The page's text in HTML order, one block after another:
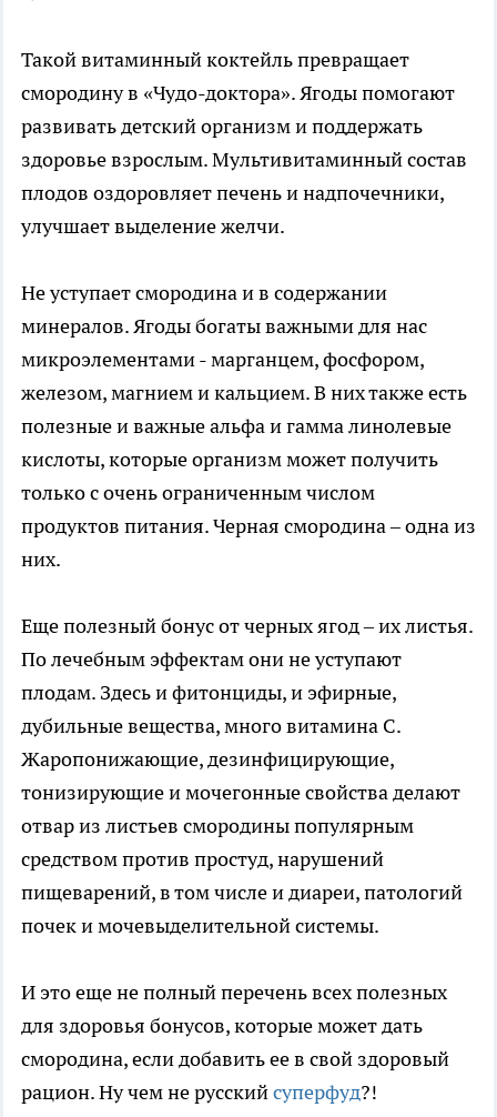
Такой витаминный коктейль превращает
смородину в «Чудо-доктора». Ягоды помогают
развивать детский организм и поддержать
здоровье взрослым. Мультивитаминный состав
плодов оздоровляет печень и надпочечники,
улучшает выделение желчи.
Не уступает смородина и в содержании
минералов. Ягоды богаты важными для нас
микроэлементами - марганцем, фосфором,
железом, магнием и кальцием. В них также есть
полезные и важные альфа и гамма линолевые
кислоты, которые организм может получить
только с очень ограниченным числом
продуктов питания. Черная смородина – одна из
них.
Еще полезный бонус от черных ягод – их листья.
По лечебным эффектам они не уступают
плодам. Здесь и фитонциды, и эфирные,
дубильные вещества, много витамина С.
Жаропонижающие, дезинфицирующие,
тонизирующие и мочегонные свойства делают
отвар из листьев смородины популярным
средством против простуд, нарушений
пищеварений, в том числе и диареи, патологий
почек и мочевыделительной системы.
И это еще не полный перечень всех полезных
для здоровья бонусов, которые может дать
смородина, если добавить ее в свой здоровый
рацион. Ну чем не русскийсуперфуд?!